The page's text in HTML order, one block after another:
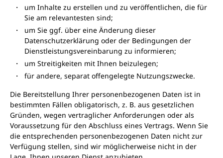
um Inhalte zu erstellen und zu veröffentlichen, die für
Sie am relevantesten sind;
um Sie ggf. über eine Änderung dieser
Datenschutzerklärung oder der Bedingungen der
Dienstleistungsvereinbarung zu informieren;
um Streitigkeiten mit Ihnen beizulegen;
für andere, separat offengelegte Nutzungszwecke.
Die Bereitstellung Ihrer personenbezogenen Daten ist in
bestimmten Fällen obligatorisch, z. B. aus gesetzlichen
Gründen, wegen vertraglicher Anforderungen oder als
Voraussetzung für den Abschluss eines Vertrags. Wenn Sie
die entsprechenden personenbezogenen Daten nicht zur
Verfügung stellen, sind wir möglicherweise nicht in der